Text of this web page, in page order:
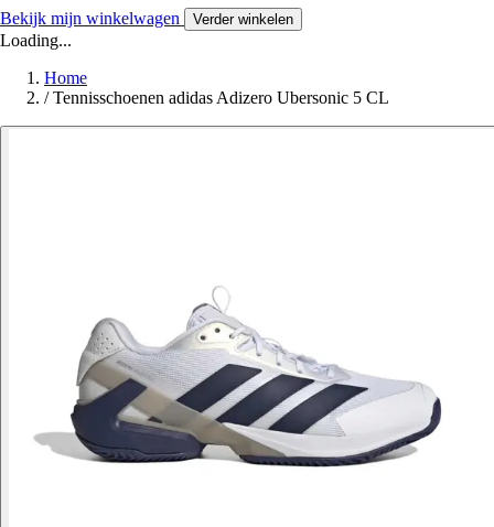
Bekijk mijn winkelwagen Verder winkelen
Loading...
Home
/ Tennisschoenen adidas Adizero Ubersonic 5 CL